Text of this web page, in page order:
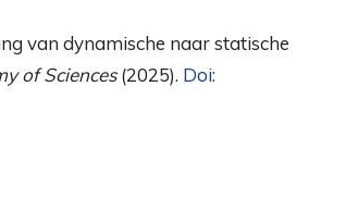
van dynamische naar statische
of Sciences(2025). Doi: